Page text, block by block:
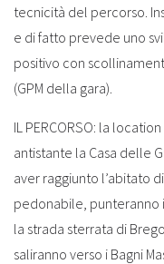
tecnicità del percorso.
e di fatto prevede uno
positivo con
(GPM della gara).
IL PERCORSO: la
antistante la Casa delle
aver raggiunto l’abitato
pedonabile, punteranno
la strada sterrata di
saliranno verso i Bagni